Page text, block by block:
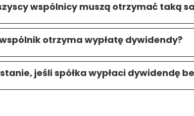
jeśli spółka wypłaci dywidendę
otrzyma wypłatę dywidendy?
wspólnicy muszą otrzymać taką